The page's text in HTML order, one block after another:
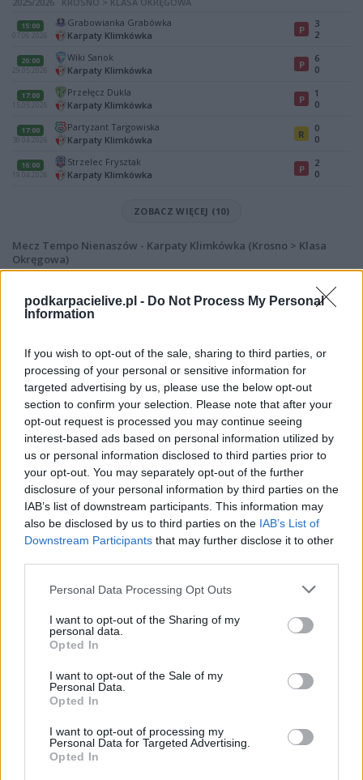
podkarpacielive.pl - Do Not Process My Personal
Information
If you wish to opt-out of the sale, sharing to third parties, or
processing of your personal or sensitive information for
targeted advertising by us, please use the below opt-out
section to confirm your selection. Please note that after your
opt-out request is processed you may continue seeing
interest-based ads based on personal information utilized by
us or personal information disclosed to third parties prior to
your opt-out. You may separately opt-out of the further
disclosure of your personal information by third parties on the
IAB’s list of downstream participants. This information may
also be disclosed by us to third parties on the IAB’s List of
Downstream Participants that may further disclose it to other
Please note that this website/app uses one or more Google
not limited to your visit or usage behaviour. You may click to
grant or deny consent to Google and its third-party tags to
use your data for below specified purposes in below Google
consent section.
Personal Data Processing Opt Outs
I want to opt-out of the Sharing of my
personal data.
Opted In
I want to opt-out of the Sale of my
Personal Data.
Opted In
I want to opt-out of processing my
Personal Data for Targeted Advertising.
Opted In
15:00
07.06.2026
Grabowianka Grabówka
Karpaty Klimkówka
P
3
2
20:00
29.05.2026
Wiki Sanok
Karpaty Klimkówka
P
6
0
17:00
15.05.2026
Przełęcz Dukla
Karpaty Klimkówka
P
1
0
17:00
30.04.2026
Partyzant Targowiska
Karpaty Klimkówka
R
0
0
16:00
19.04.2026
Strzelec Frysztak
Karpaty Klimkówka
P
2
0
ZOBACZ WIĘCEJ (10)
Mecz Tempo Nienaszów - Karpaty Klimkówka (Krosno > Klasa
Okręgowa)
rozegrane zostanie w ramach Krosno > Klasa Okręgowa (18. kolejki -
Krosno > Klasa Okręgowa).
bramek, kartki, składy, statystyki i informacje o przebiegu
spotkania. To kompletne źródło danych dla kibiców i pasjonatów
lokalnej piłki nożnej. Jeżeli aktualnie nie widzisz tutaj danych z pewnością
pracujemy nad tym żeby je uzupełnić.
Wynik meczu Tempo Nienaszów vs Karpaty Klimkówka
Po zakończeniu spotkania automatycznie publikujemyoficjalny wynik
spotkania, a także dane meczowe, jeśli są dostępne.
Pełny harmonogram rozgrywek dostępny jest tutaj: Krosno > Klasa
Okręgowa - terminarz.
Informacje o składach i strzelcach
W miarę dostępności danych, publikujemyskłady wyjściowe,
aktualizujemy zależnie od poziomu ligi i dostępnych źródeł.
Śledź mecze swojej drużyny
Jeśli jesteś kibicem klubu Tempo Nienaszów lub Karpaty Klimkówka -
zaglądaj tutaj częściej. Nasz serwis regularnie dostarcza informacje o
terminach meczów, wynikach, transferach i newsach klubowych
piłkarskichw województwie. Sprawdź nasze relacje, śledź ulubioną ligę i
bądź na bieżąco z wydarzeniami z boisk!
Tempo Nienaszów - Karpaty Klimkówka
odbędzie się w
ramach 18. kolejki - Krosno > Klasa Okręgowa. Spotkanie zostanie